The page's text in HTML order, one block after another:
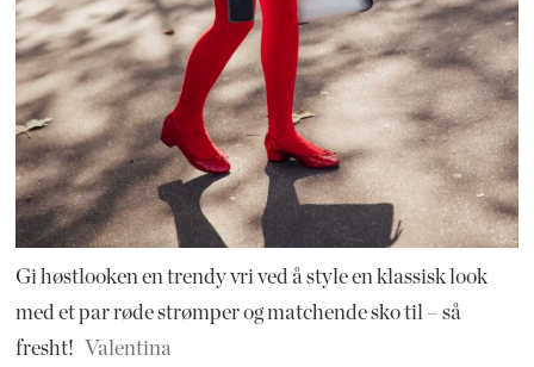
Gi høstlooken en trendy vri ved å style en klassisk look
med et par røde strømper og matchende sko til – så
fresht!
Valentina